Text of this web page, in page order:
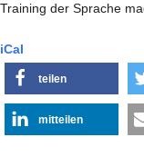
Training der Sprache
iCal
teilen
mitteilen